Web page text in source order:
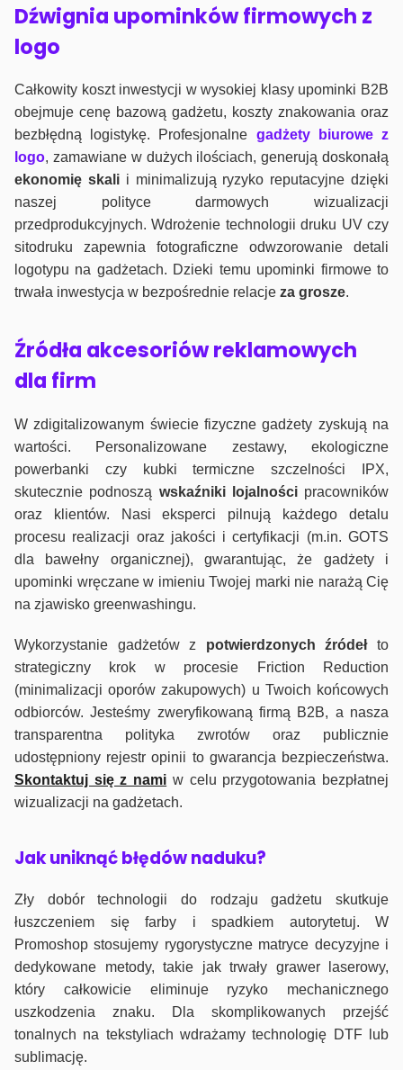
Dźwignia upominków firmowych z
logo
Całkowity koszt inwestycji w wysokiej klasy upominki B2B
obejmuje cenę bazową gadżetu, koszty znakowania oraz
bezbłędną logistykę. Profesjonalne gadżety biurowe z
logo, zamawiane w dużych ilościach, generują doskonałą
ekonomię skalii minimalizują ryzyko reputacyjne dzięki
naszej polityce darmowych wizualizacji
przedprodukcyjnych. Wdrożenie technologii druku UV czy
sitodruku zapewnia fotograficzne odwzorowanie detali
logotypu na gadżetach. Dzieki temu upominki firmowe to
trwała inwestycja w bezpośrednie relacje za grosze.
Źródła akcesoriów reklamowych
dla firm
W zdigitalizowanym świecie fizyczne gadżety zyskują na
wartości. Personalizowane zestawy, ekologiczne
powerbanki czy kubki termiczne szczelności IPX,
skutecznie podnoszą wskaźniki lojalnościpracowników
oraz klientów. Nasi eksperci pilnują każdego detalu
procesu realizacji oraz jakości i certyfikacji (m.in. GOTS
dla bawełny organicznej), gwarantując, że gadżety i
upominki wręczane w imieniu Twojej marki nie narażą Cię
na zjawisko greenwashingu.
Wykorzystanie gadżetów z potwierdzonych źródełto
strategiczny krok w procesie Friction Reduction
(minimalizacji oporów zakupowych) u Twoich końcowych
odbiorców. Jesteśmy zweryfikowaną firmą B2B, a nasza
transparentna polityka zwrotów oraz publicznie
udostępniony rejestr opinii to gwarancja bezpieczeństwa.
Skontaktuj się z nami w celu przygotowania bezpłatnej
wizualizacji na gadżetach.
Jak uniknąć błędów naduku?
Zły dobór technologii do rodzaju gadżetu skutkuje
łuszczeniem się farby i spadkiem autorytetuj. W
Promoshop stosujemy rygorystyczne matryce decyzyjne i
dedykowane metody, takie jak trwały grawer laserowy,
który całkowicie eliminuje ryzyko mechanicznego
uszkodzenia znaku. Dla skomplikowanych przejść
tonalnych na tekstyliach wdrażamy technologię DTF lub
sublimację.